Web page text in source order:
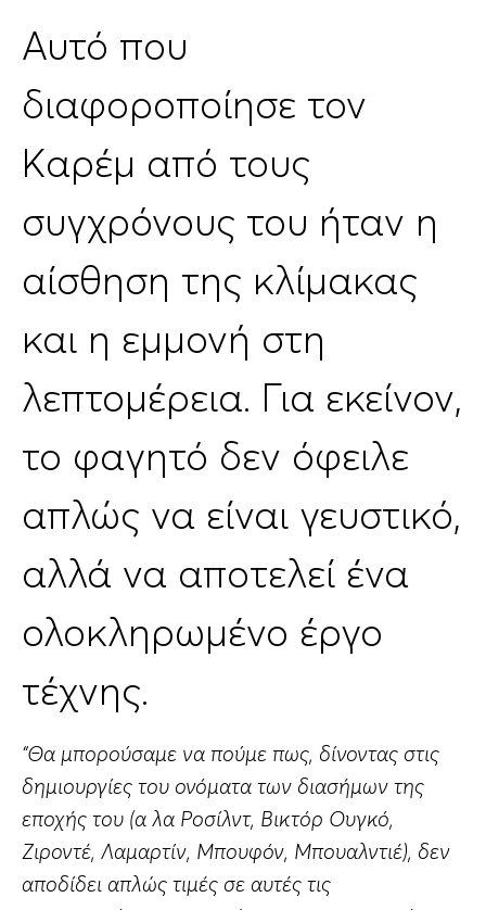
Αυτό που
διαφοροποίησε τον
Καρέμ από τους
συγχρόνους του ήταν η
αίσθηση της κλίμακας
και η εμμονή στη
λεπτομέρεια. Για εκείνον,
το φαγητό δεν όφειλε
απλώς να είναι γευστικό,
αλλά να αποτελεί ένα
ολοκληρωμένο έργο
τέχνης.
“Θα μπορούσαμε να πούμε πως, δίνοντας στις
δημιουργίες του ονόματα των διασήμων της
εποχής του (α λα Ροσίλντ, Βικτόρ Ουγκό,
Ζιροντέ, Λαμαρτίν, Μπουφόν, Μπουαλντιέ), δεν
αποδίδει απλώς τιμές σε αυτές τις